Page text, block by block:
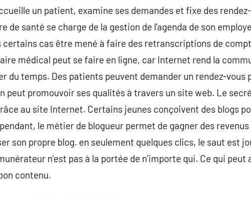
un patient, examine ses demandes et fixe des
de santé se charge de la gestion de l’agenda de son
certains cas être mené à faire des retranscriptions de
médical peut se faire en ligne, car Internet rend la
du temps. Des patients peuvent demander un rendez-vous
peut promouvoir ses qualités à travers un site web. Le
au site Internet. Certains jeunes conçoivent des blogs
le métier de blogueur permet de gagner des
son propre blog. en seulement quelques clics, le saut est
n’est pas à la portée de n’importe qui. Ce qui
contenu.